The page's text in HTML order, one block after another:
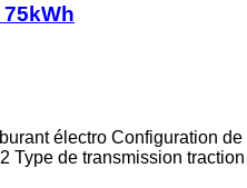
électro Configuration de
2 Type de transmission traction